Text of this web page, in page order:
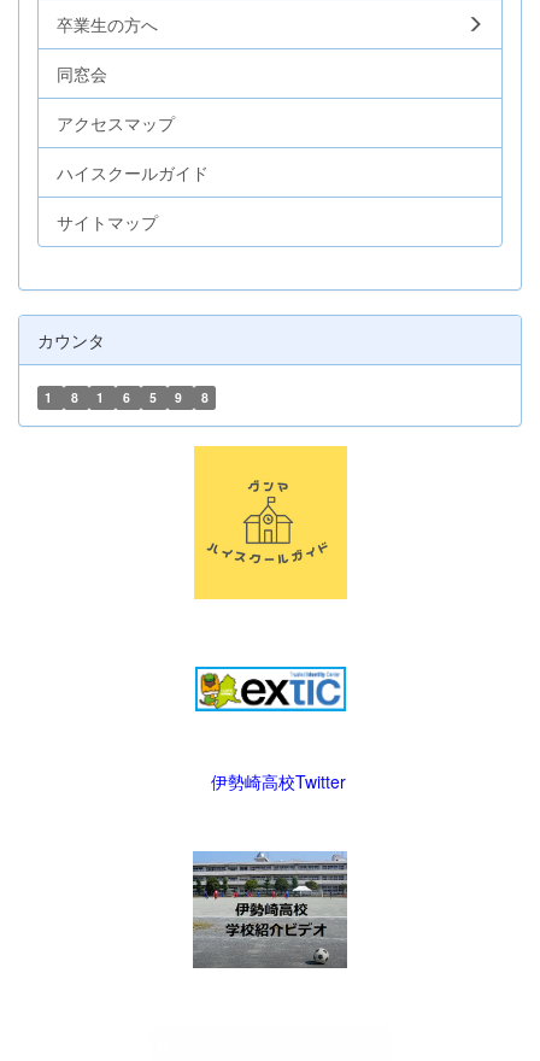
卒業生の方へ
同窓会
アクセスマップ
ハイスクールガイド
サイトマップ
カウンタ
1 8 1 6 5 9 8
伊勢崎高校Twitter